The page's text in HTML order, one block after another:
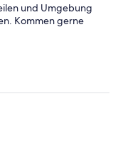
und Umgebung
Kommen gerne